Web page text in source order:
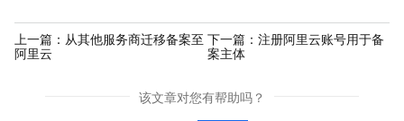
上一篇： 从其他服务商迁移备案至
阿里云
下一篇： 注册阿里云账号用于备
案主体
该文章对您有帮助吗？